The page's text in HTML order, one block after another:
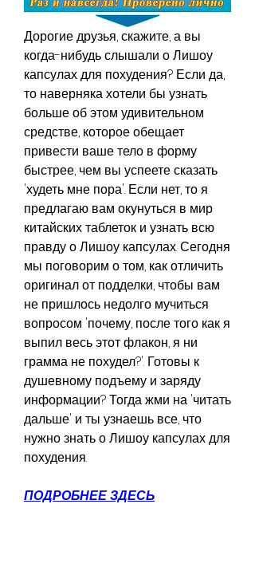
Дорогие друзья, скажите, а вы
когда-нибудь слышали о Лишоу
капсулах для похудения? Если да,
то наверняка хотели бы узнать
больше об этом удивительном
средстве, которое обещает
привести ваше тело в форму
быстрее, чем вы успеете сказать
'худеть мне пора'. Если нет, то я
предлагаю вам окунуться в мир
китайских таблеток и узнать всю
правду о Лишоу капсулах. Сегодня
мы поговорим о том, как отличить
оригинал от подделки, чтобы вам
не пришлось недолго мучиться
вопросом 'почему, после того как я
выпил весь этот флакон, я ни
грамма не похудел?'. Готовы к
душевному подъему и заряду
информации? Тогда жми на 'читать
дальше' и ты узнаешь все, что
нужно знать о Лишоу капсулах для
похудения.
ПОДРОБНЕЕ ЗДЕСЬ